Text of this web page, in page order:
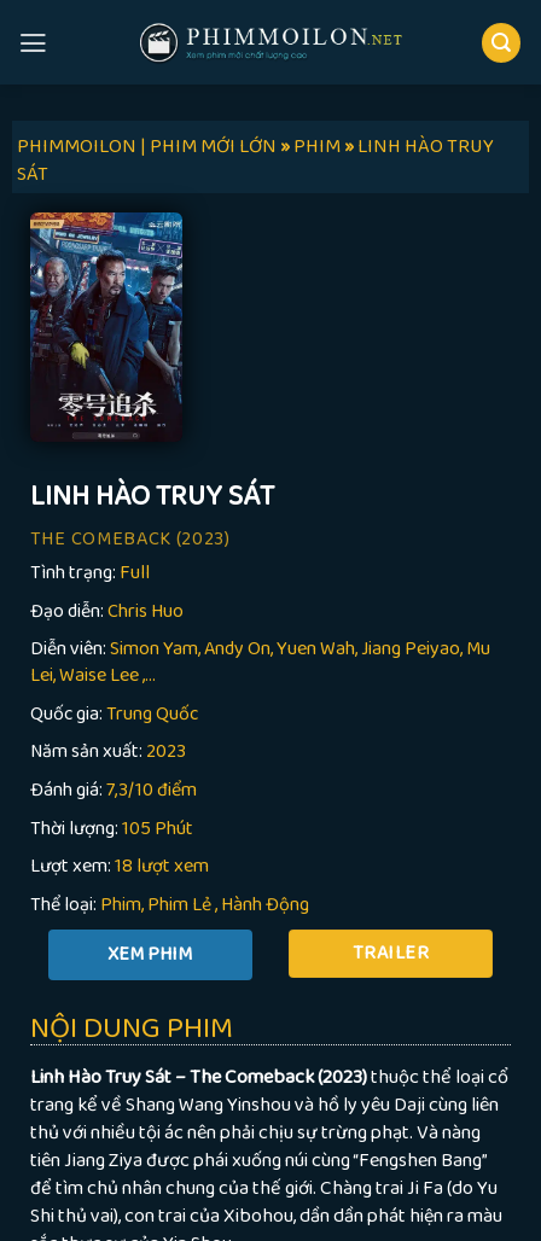
PHIMMOILON | PHIM MỚI LỚN»PHIM»LINH HÀO TRUY
SÁT
LINH HÀO TRUY SÁT
THE COMEBACK (2023)
Tình trạng: Full
Đạo diễn:Chris Huo
Diễn viên:Simon Yam, Andy On, Yuen Wah, Jiang Peiyao, Mu
Lei, Waise Lee ,...
Quốc gia:Trung Quốc
Năm sản xuất: 2023
Đánh giá:7,3/10 điểm
Thời lượng:105 Phút
Lượt xem:18 lượt xem
Thể loại: Phim Phim Lẻ,Hành Động
TRAILER
NỘI DUNG PHIM
Linh Hào Truy Sát – The Comeback (2023)thuộc thể loại cổ
trang kể về Shang Wang Yinshou và hồ ly yêu Daji cùng liên
thủ với nhiều tội ác nên phải chịu sự trừng phạt. Và nàng
tiên Jiang Ziya được phái xuống núi cùng “Fengshen Bang”
để tìm chủ nhân chung của thế giới. Chàng trai Ji Fa (do Yu
Shi thủ vai), con trai của Xibohou, dần dần phát hiện ra màu